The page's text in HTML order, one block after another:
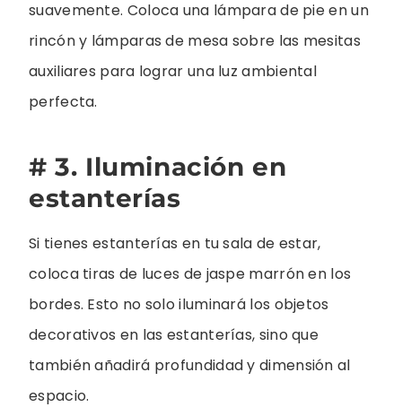
suavemente. Coloca una lámpara de pie en un
rincón y lámparas de mesa sobre las mesitas
auxiliares para lograr una luz ambiental
perfecta.
# 3. Iluminación en
estanterías
Si tienes estanterías en tu sala de estar,
coloca tiras de luces de jaspe marrón en los
bordes. Esto no solo iluminará los objetos
decorativos en las estanterías, sino que
también añadirá profundidad y dimensión al
espacio.